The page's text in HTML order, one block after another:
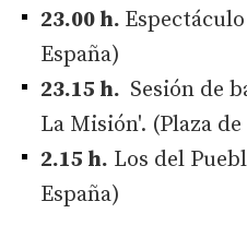
23.00 h.
España)
23.15 h. Sesión de
La Misión'. (Plaza de
2.15 h. Los del
España)